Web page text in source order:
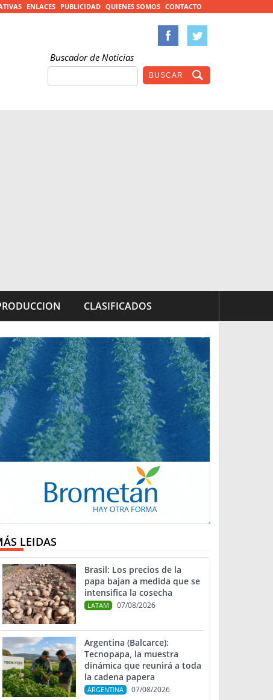
ENLACES PUBLICIDAD QUIENES SOMOS CONTACTO
Buscador de Noticias
CLASIFICADOS
LEIDAS
Brasil: Los precios de la
papa bajan a medida que se
intensifica la cosecha
LATAM 07/08/2026
Argentina (Balcarce):
Tecnopapa, la muestra
dinámica que reunirá a toda
la cadena papera
ARGENTINA 07/08/2026